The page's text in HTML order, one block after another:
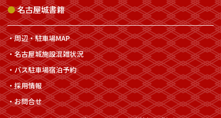
名古屋城書籍
周辺・駐車場MAP
名古屋城施設混雑状況
バス駐車場宿泊予約
採用情報
お問合せ